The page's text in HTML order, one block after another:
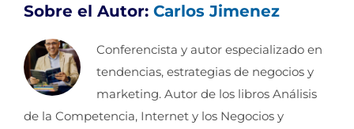
Sobre el Autor: Carlos Jimenez
Conferencista y autor especializado en
tendencias, estrategias de negocios y
marketing. Autor de los libros Análisis
de la Competencia, Internet y los Negocios y